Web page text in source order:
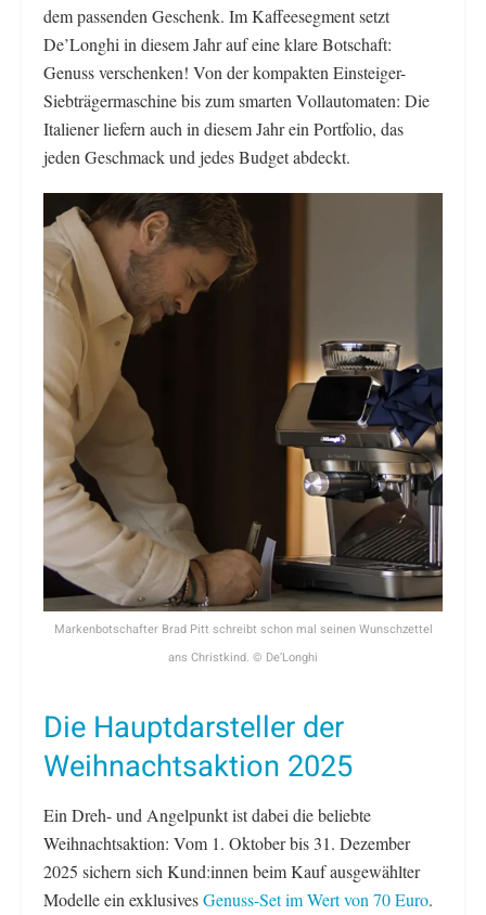
dem passenden Geschenk. Im Kaffeesegment setzt
De’Longhi in diesem Jahr auf eine klare Botschaft:
Genuss verschenken! Von der kompakten Einsteiger-
Siebträgermaschine bis zum smarten Vollautomaten: Die
Italiener liefern auch in diesem Jahr ein Portfolio, das
jeden Geschmack und jedes Budget abdeckt.
Markenbotschafter Brad Pitt schreibt schon mal seinen Wunschzettel
ans Christkind. © De’Longhi
Die Hauptdarsteller der
Weihnachtsaktion 2025
Ein Dreh- und Angelpunkt ist dabei die beliebte
Weihnachtsaktion: Vom 1. Oktober bis 31. Dezember
2025 sichern sich Kund:innen beim Kauf ausgewählter
Modelle ein exklusivesGenuss-Set im Wert von 70 Euro.